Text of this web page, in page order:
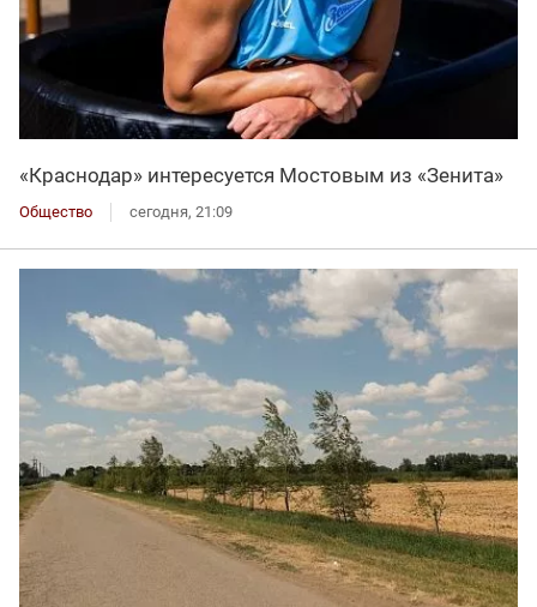
«Краснодар» интересуется Мостовым из «Зенита»
Общество сегодня, 21:09